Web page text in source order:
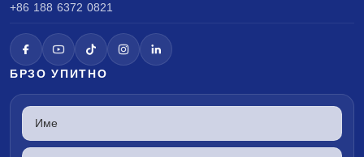
+86 188 6372 0821
БРЗО УПИТНО